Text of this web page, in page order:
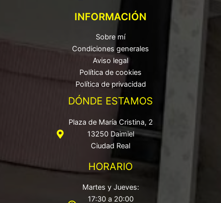
INFORMACIÓN
Sobre mí
Condiciones generales
Aviso legal
Política de cookies
Política de privacidad
DÓNDE ESTAMOS
Plaza de María Cristina, 2
13250 Daimiel
Ciudad Real
HORARIO
Martes y Jueves:
17:30 a 20:00